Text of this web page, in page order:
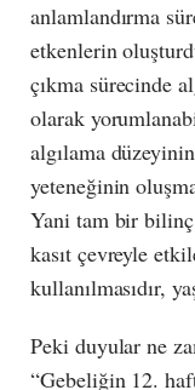
anlamlandırma
etkenlerin
çıkma sürecinde
olarak
algılama
yeteneğinin
Yani tam bir
kasıt çevreyle
kullanılmasıdır,
Peki duyular ne
“Gebeliğin 12.